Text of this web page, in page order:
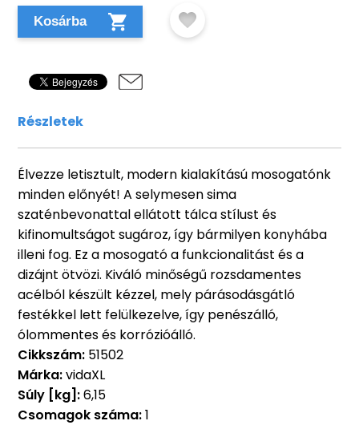
Kosárba
Részletek
Élvezze letisztult, modern kialakítású mosogatónk
minden előnyét! A selymesen sima
szaténbevonattal ellátott tálca stílust és
kifinomultságot sugároz, így bármilyen konyhába
illeni fog. Ez a mosogató a funkcionalitást és a
dizájnt ötvözi. Kiváló minőségű rozsdamentes
acélból készült kézzel, mely párásodásgátló
festékkel lett felülkezelve, így penészálló,
ólommentes és korrózióálló.
Cikkszám: 51502
Márka:vidaXL
Súly [kg]:6,15
Csomagok száma:1